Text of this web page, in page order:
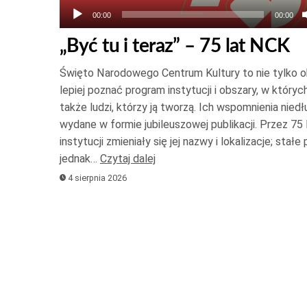
00:00 00:00
„Być tu i teraz” – 75 lat NCK
Święto Narodowego Centrum Kultury to nie tylko
lepiej poznać program instytucji i obszary, w
także ludzi, którzy ją tworzą. Ich wspomnienia
wydane w formie jubileuszowej publikacji. Przez 75
instytucji zmieniały się jej nazwy i lokalizacje; stałe
jednak… Czytaj dalej
4 sierpnia 2026